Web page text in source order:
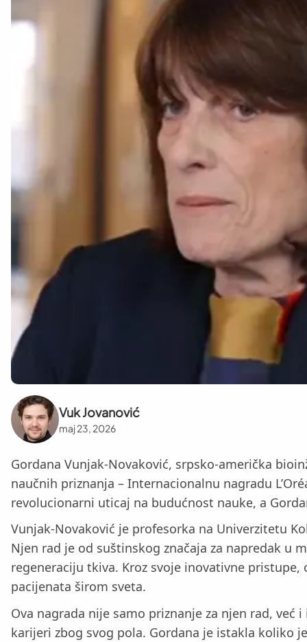
Vuk Jovanović
maj 23, 2026
Gordana Vunjak-Novaković, srpsko-američka
naučnih priznanja – Internacionalnu nagradu
revolucionarni uticaj na budućnost nauke, a
Vunjak-Novaković je profesorka na Univerzitetu
Njen rad je od suštinskog značaja za napredak u
regeneraciju tkiva. Kroz svoje inovativne
pacijenata širom sveta.
Ova nagrada nije samo priznanje za njen rad,
karijeri zbog svog pola. Gordana je istakla koliko